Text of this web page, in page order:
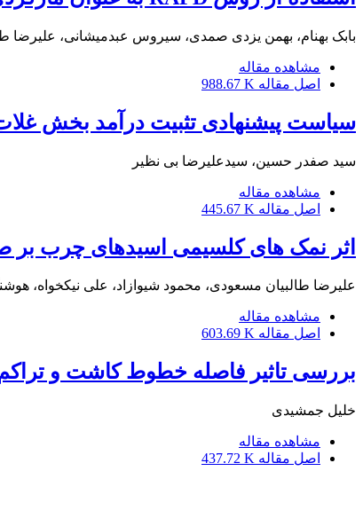
بابک بهنام، بهمن یزدی صمدی، سیروس عبدمیشانی، علیرضا
مشاهده مقاله
اصل مقاله 988.67 K
سیاست پیشنهادی تثبیت درآمد بخش
سید صفدر حسین، سیدعلیرضا بی نظیر
مشاهده مقاله
اصل مقاله 445.67 K
اثر نمک های کلسیمی اسیدهای چرب بر
علیرضا طالبیان مسعودی، محمود شیوازاد، علی نیکخواه،
مشاهده مقاله
اصل مقاله 603.69 K
بررسی تاثیر فاصله خطوط کاشت و تراکم
خلیل جمشیدی
مشاهده مقاله
اصل مقاله 437.72 K